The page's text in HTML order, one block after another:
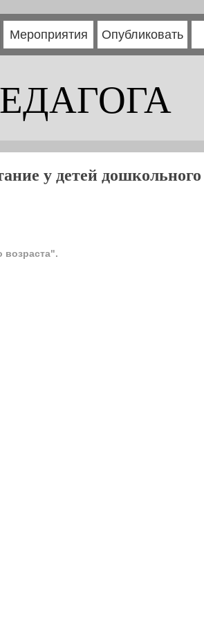
Мероприятия Опубликовать
у детей дошкольного
возраста".